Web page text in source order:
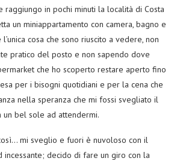
raggiungo in pochi minuti la località di Costa
un miniappartamento con camera, bagno e
l’unica cosa che sono riuscito a vedere, non
pratico del posto e non sapendo dove
che ho scoperto restare aperto fino
per i bisogni quotidiani e per la cena che
nella speranza che mi fossi svegliato il
un bel sole ad attendermi.
mi sveglio e fuori è nuvoloso con il
decido di fare un giro con la